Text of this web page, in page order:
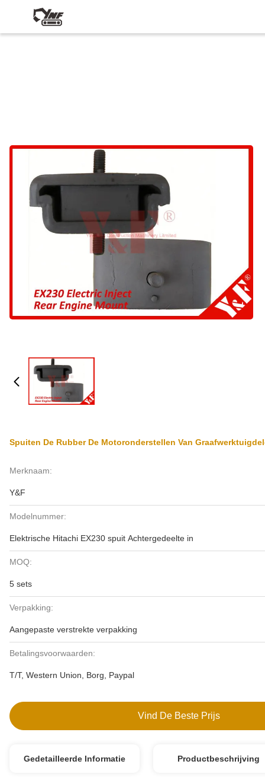
Spuiten De Rubber De Motoronderstellen Van
Merknaam:
Y&F
Modelnummer:
Elektrische Hitachi EX230 spuit Achtergedeelte in
MOQ:
5 sets
Verpakking:
Aangepaste verstrekte verpakking
Betalingsvoorwaarden:
T/T, Western Union, Borg, Paypal
Vind De Beste Prijs
Gedetailleerde Informatie Productbeschrijving